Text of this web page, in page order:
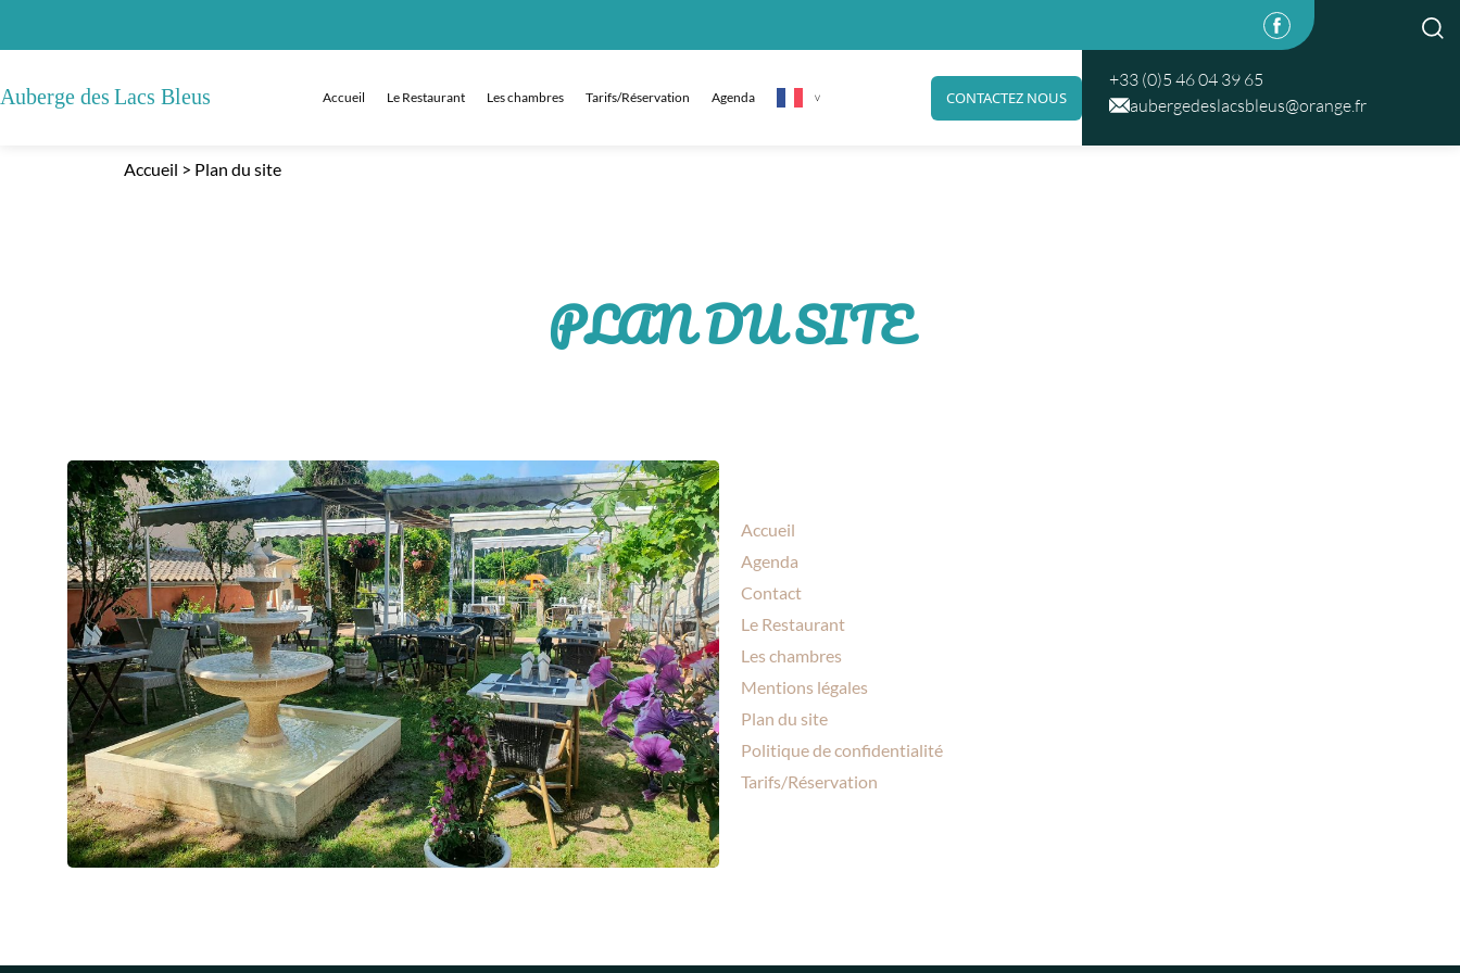
Accueil Le Restaurant Les chambres Tarifs/Réservation Agenda CONTACTEZ NOUS
+33 (0)5 46 04 39 65
aubergedeslacsbleus@orange.fr
Accueil > Plan du site
PLAN DU SITE
Accueil
Agenda
Contact
Le Restaurant
Les chambres
Mentions légales
Plan du site
Politique de confidentialité
Tarifs/Réservation